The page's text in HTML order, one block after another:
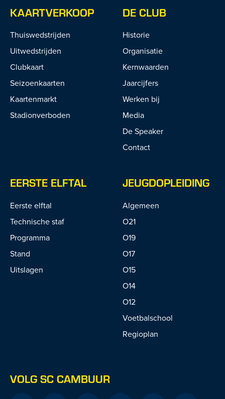
KAARTVERKOOP
Thuiswedstrijden
Uitwedstrijden
Clubkaart
Seizoenkaarten
Kaartenmarkt
Stadionverboden
DE CLUB
Historie
Organisatie
Kernwaarden
Jaarcijfers
Werken bij
Media
De Speaker
Contact
EERSTE ELFTAL
Eerste elftal
Technische staf
Programma
Stand
Uitslagen
JEUGDOPLEIDING
Algemeen
O21
O19
O17
O15
O14
O12
Voetbalschool
Regioplan
VOLG SC CAMBUUR